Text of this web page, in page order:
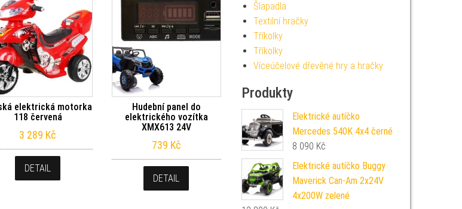
elektrická motorka
118 červená
3 289 Kč
DETAIL
Hudební panel do
elektrického vozítka
XMX613 24V
739 Kč
DETAIL
Šlapadla
Textilní hračky
Tříkolky
Tříkolky
Víceúčelové dřevěné hry a hračky
Produkty
Elektrické autíčko
Mercedes 540K 4x4 černé
8 090 Kč
Elektrické autíčko Buggy
Maverick Can-Am 2x24V
4x200W zelené